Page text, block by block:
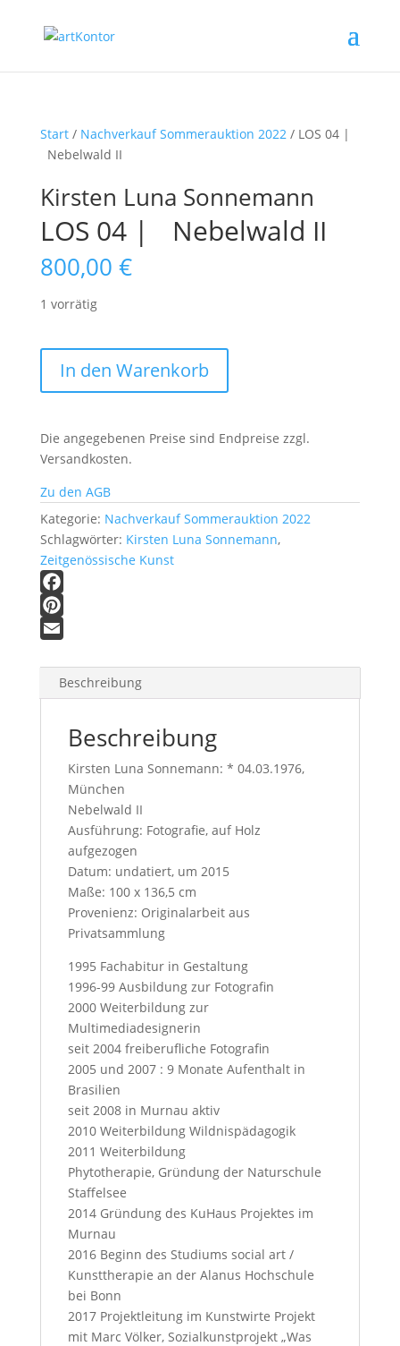
Start/ Nachverkauf Sommerauktion 2022/ LOS 04 |
Nebelwald II
Kirsten Luna Sonnemann
LOS 04 | Nebelwald II
800,00 €
1 vorrätig
|
Nebelwald
II
In den Warenkorb
Die angegebenen Preise sind Endpreise zzgl.
Versandkosten.
Zu den AGB
Kategorie: Nachverkauf Sommerauktion 2022
Schlagwörter: Kirsten Luna Sonnemann,
Zeitgenössische Kunst
F
a
b
P
t
a
Beschreibung
Beschreibung
Kirsten Luna Sonnemann: * 04.03.1976,
München
Nebelwald II
Ausführung: Fotografie, auf Holz
aufgezogen
Datum: undatiert, um 2015
Maße: 100 x 136,5 cm
Provenienz: Originalarbeit aus
Privatsammlung
1995 Fachabitur in Gestaltung
1996-99 Ausbildung zur Fotografin
2000 Weiterbildung zur
Multimediadesignerin
seit 2004 freiberufliche Fotografin
2005 und 2007 : 9 Monate Aufenthalt in
Brasilien
seit 2008 in Murnau aktiv
2010 Weiterbildung Wildnispädagogik
2011 Weiterbildung
Phytotherapie, Gründung der Naturschule
Staffelsee
2014 Gründung des KuHaus Projektes im
Murnau
2016 Beginn des Studiums social art /
Kunsttherapie an der Alanus Hochschule
bei Bonn
2017 Projektleitung im Kunstwirte Projekt
mit Marc Völker, Sozialkunstprojekt „Was